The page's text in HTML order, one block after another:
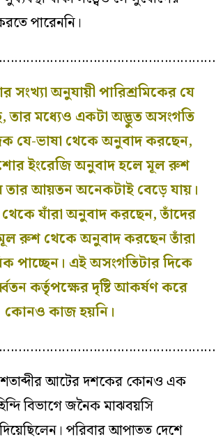
পারেননি।
সংখ‌্যা অনুযায়ী পারিশ্রমিকের যে
তার মধ‌্যেও একটা অদ্ভুত অসংগতি
যে-ভাষা থেকে অনুবাদ করছেন,
ইংরেজি অনুবাদ হলে মূল রুশ
তার আয়তন অনেকটাই বেড়ে যায়।
যাঁরা অনুবাদ করছেন, তাঁদের
রুশ থেকে অনুবাদ করছেন তাঁরা
পাচ্ছেন। এই অসংগতিটার দিকে
কর্তৃপক্ষের দৃষ্টি আকর্ষণ করে
কোনও কাজ হয়নি।
আটের দশকের কোনও এক
বিভাগে জনৈক মাঝবয়সি
পরিবার আপাতত দেশে